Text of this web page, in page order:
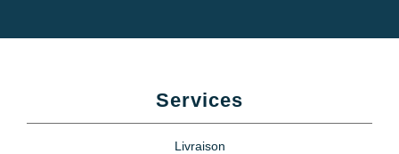
Services
Livraison